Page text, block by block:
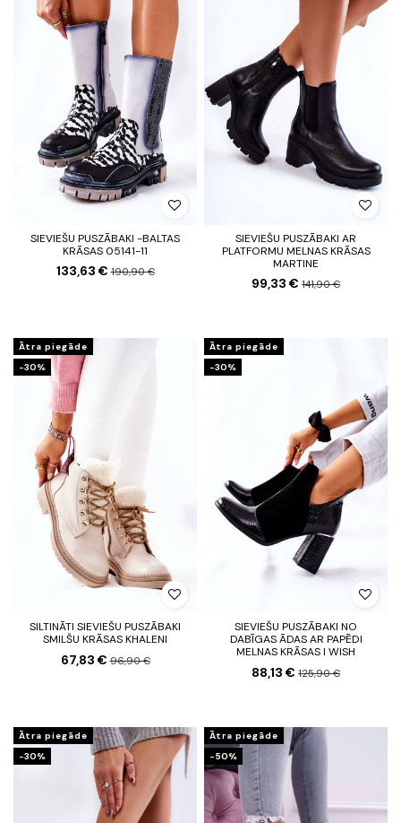
SIEVIEŠU PUSZĀBAKI -BALTAS
KRĀSAS 05141-11
133,63 €190,90 €
SIEVIEŠU PUSZĀBAKI AR
PLATFORMU MELNAS KRĀSAS
MARTINE
99,33 € 141,90 €
Ātra piegāde
-30%
SILTINĀTI SIEVIEŠU PUSZĀBAKI
SMILŠU KRĀSAS KHALENI
67,83 €96,90 €
Ātra piegāde
-30%
SIEVIEŠU PUSZĀBAKI NO
DABĪGAS ĀDAS AR PAPĒDI
MELNAS KRĀSAS I WISH
88,13 € 125,90 €
Ātra piegāde
-30%
Ātra piegāde
-50%